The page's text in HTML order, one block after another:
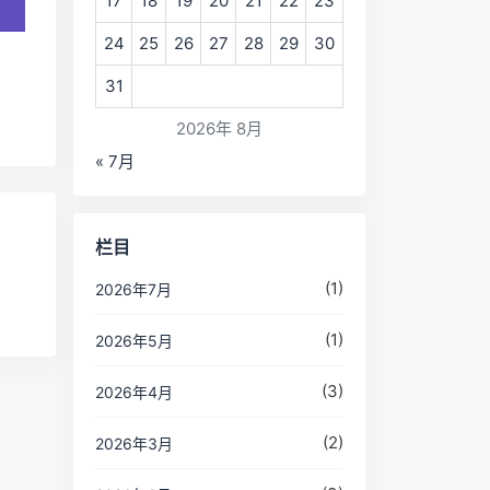
2026年 8月
24 25 26 27 28 29 30
31
« 7月
栏目
2026年7月 (1)
2026年5月 (1)
2026年4月 (3)
2026年3月 (2)